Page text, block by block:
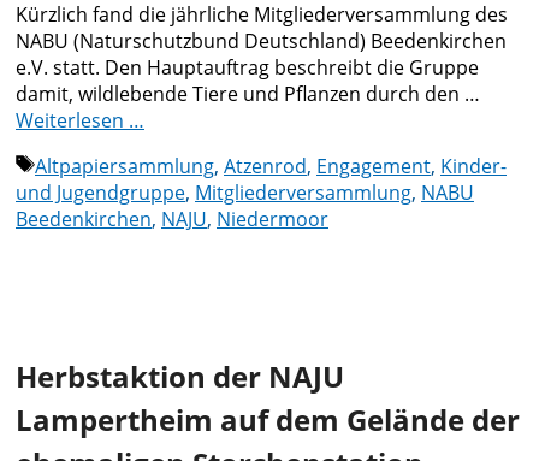
Kürzlich fand die jährliche Mitgliederversammlung des
NABU (Naturschutzbund Deutschland) Beedenkirchen
e.V. statt. Den Hauptauftrag beschreibt die Gruppe
damit, wildlebende Tiere und Pflanzen durch den …
Weiterlesen …
Schlagwörter
Altpapiersammlung, Atzenrod, Engagement, Kinder-
und Jugendgruppe, Mitgliederversammlung, NABU
Beedenkirchen, NAJU, Niedermoor
Herbstaktion der NAJU
Lampertheim auf dem Gelände der